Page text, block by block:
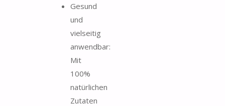
Gesund
und
vielseitig
anwendbar:
Mit
100%
natürlichen
Zutaten